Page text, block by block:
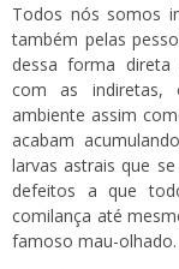
Todos nós somos
também pelas
dessa forma direta
com as indiretas,
ambiente assim
acabam
larvas astrais que
defeitos a que
comilança até
famoso mau-olhado.